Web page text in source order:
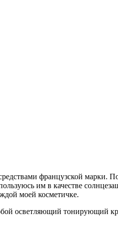
французской марки.
им в качестве
моей косметичке.
осветляющий тонирующий